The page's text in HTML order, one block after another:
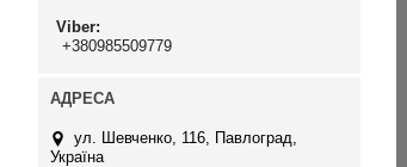
Viber
+380985509779
ул. Шевченко, 116, Павлоград,
Україна